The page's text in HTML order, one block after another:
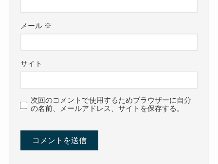
メール ※
サイト
次回のコメントで使用するためブラウザーに自分
の名前、メールアドレス、サイトを保存する。